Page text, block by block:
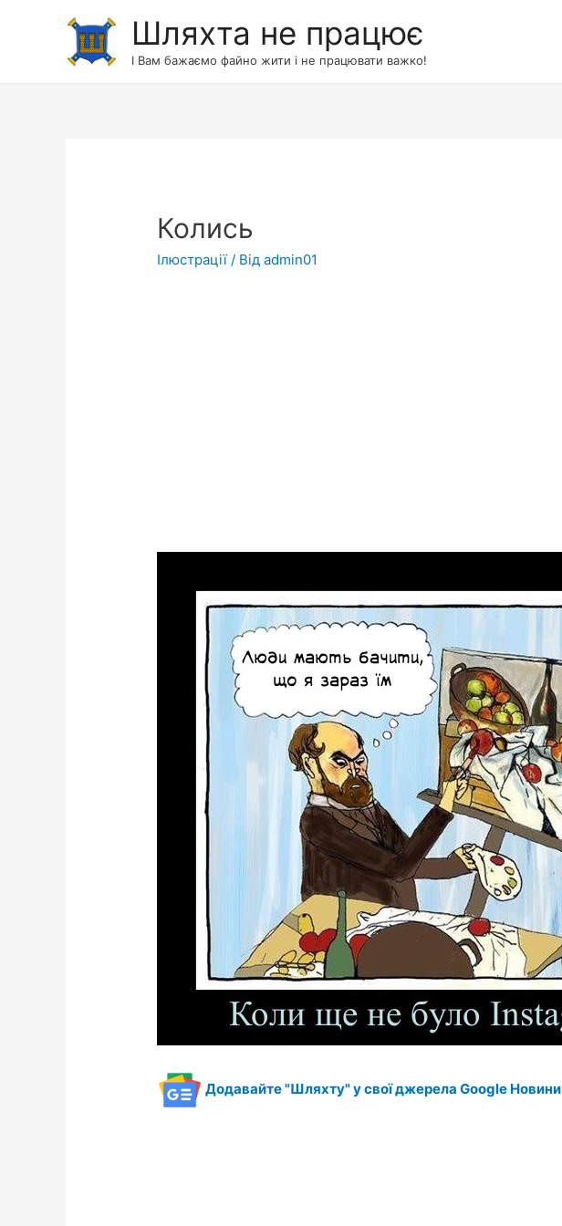
Шляхта не працює
І Вам бажаємо файно жити і не працювати важко!
Колись
Ілюстрації / Відadmin01
Додавайте "Шляхту" у свої джерела Google Новини